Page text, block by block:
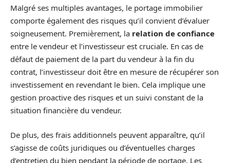
Malgré ses multiples avantages, le portage immobilier
comporte également des risques qu’il convient d’évaluer
soigneusement. Premièrement, la relation de confiance
entre le vendeur et l’investisseur est cruciale. En cas de
défaut de paiement de la part du vendeur à la fin du
contrat, l’investisseur doit être en mesure de récupérer son
investissement en revendant le bien. Cela implique une
gestion proactive des risques et un suivi constant de la
situation financière du vendeur.
De plus, des frais additionnels peuvent apparaître, qu’il
s’agisse de coûts juridiques ou d’éventuelles charges
d’entretien du bien pendant la période de portage. Les